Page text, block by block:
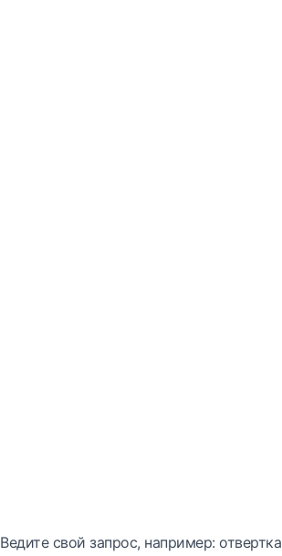
Ведите свой запрос, например: отвертка